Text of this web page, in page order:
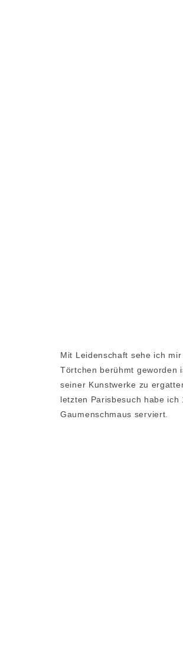
Mit Leidenschaft sehe ich
Törtchen berühmt geworden
seiner Kunstwerke zu
letzten Parisbesuch habe
Gaumenschmaus serviert.